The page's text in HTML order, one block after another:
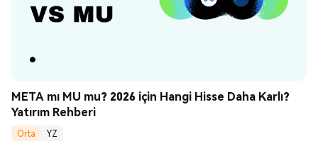
META mı MU mu? 2026 için Hangi Hisse Daha Karlı?
Yatırım Rehberi
Orta
YZ